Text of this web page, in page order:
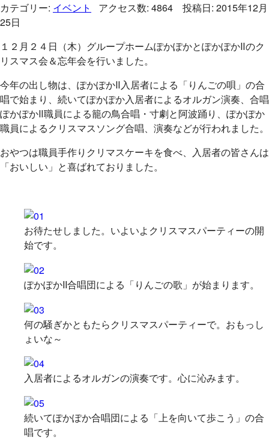
カテゴリー: イベント
アクセス数: 4864 投稿日: 2015年12月
25日
１２月２４日（木）グループホームぽかぽかとぽかぽかⅡのク
リスマス会＆忘年会を行いました。
今年の出し物は、ぽかぽかⅡ入居者による「りんごの唄」の合
唱で始まり、続いてぽかぽか入居者によるオルガン演奏、合唱
ぽかぽかⅡ職員による籠の鳥合唱・寸劇と阿波踊り、ぽかぽか
職員によるクリスマスソング合唱、演奏などが行われました。
おやつは職員手作りクリマスケーキを食べ、入居者の皆さんは
「おいしい」と喜ばれておりました。
お待たせしました。いよいよクリスマスパーティーの開
始です。
ぽかぽかII合唱団による「りんごの歌」が始まります。
何の騒ぎかともたらクリスマスパーティーで。おもっし
ょいな～
入居者によるオルガンの演奏です。心に沁みます。
続いてぽかぽか合唱団による「上を向いて歩こう」の合
唱です。